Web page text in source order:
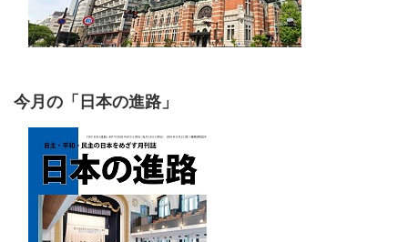
今月の「日本の進路」